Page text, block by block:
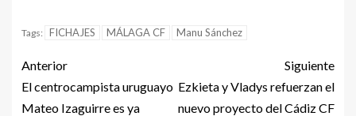
Tags: FICHAJES MÁLAGA CF Manu Sánchez
Anterior
El centrocampista uruguayo
Mateo Izaguirre es ya
Siguiente
Ezkieta y Vladys refuerzan el
nuevo proyecto del Cádiz CF